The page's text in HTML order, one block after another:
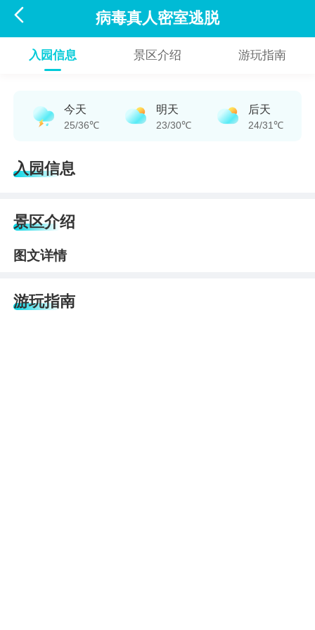
 病毒真人密室逃脱
入园信息 景区介绍 游玩指南
今天
25/36℃
明天
23/30℃
后天
24/31℃
入园信息
景区介绍
图文详情
游玩指南